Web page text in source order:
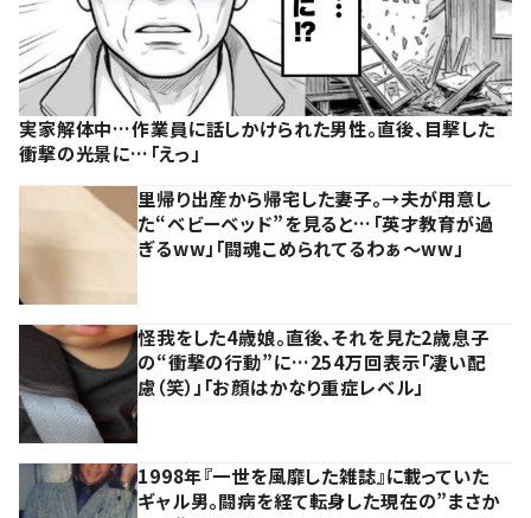
実家解体中…作業員に話しかけられた男性。直後、目撃した
衝撃の光景に…「えっ」
里帰り出産から帰宅した妻子。→夫が用意し
た“ベビーベッド”を見ると…「英才教育が過
ぎるww」「闘魂こめられてるわぁ～ww」
怪我をした4歳娘。直後、それを見た2歳息子
の“衝撃の行動”に…254万回表示「凄い配
慮（笑）」「お顔はかなり重症レベル」
1998年『一世を風靡した雑誌』に載っていた
ギャル男。闘病を経て転身した現在の”まさか